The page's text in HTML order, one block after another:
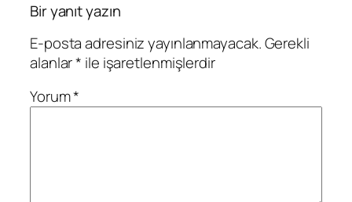
Bir yanıt yazın
E-posta adresiniz yayınlanmayacak.Gerekli
alanlar* ile işaretlenmişlerdir
Yorum*